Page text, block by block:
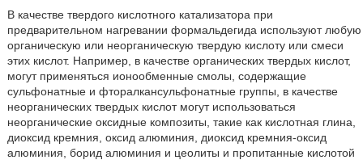
В качестве твердого кислотного катализатора при
предварительном нагревании формальдегида используют любую
органическую или неорганическую твердую кислоту или смеси
этих кислот. Например, в качестве органических твердых кислот,
могут применяться ионообменные смолы, содержащие
сульфонатные и фторалкансульфонатные группы, в качестве
неорганических твердых кислот могут использоваться
неорганические оксидные композиты, такие как кислотная глина,
диоксид кремния, оксид алюминия, диоксид кремния-оксид
алюминия, борид алюминия и цеолиты и пропитанные кислотой